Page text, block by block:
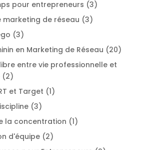
pour entrepreneurs (3)
marketing de réseau (3)
(3)
en Marketing de Réseau (20)
entre vie professionnelle et
(2)
et Target (1)
(3)
la concentration (1)
d'équipe(2)